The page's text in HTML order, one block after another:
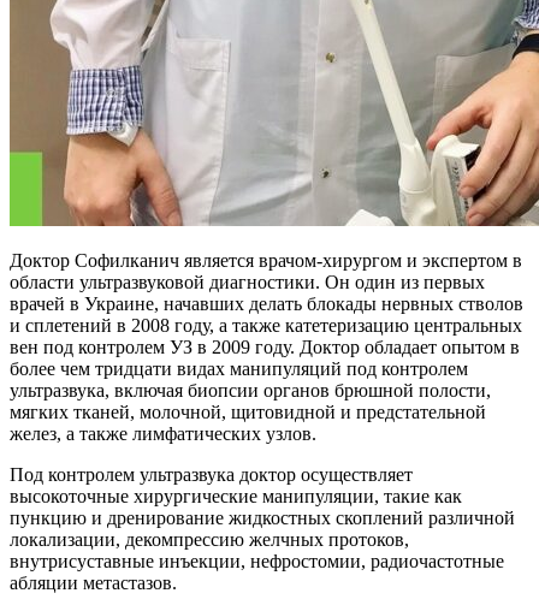
Доктор Софилканич является врачом-хирургом и экспертом в
области ультразвуковой диагностики. Он один из первых
врачей в Украине, начавших делать блокады нервных стволов
и сплетений в 2008 году, а также катетеризацию центральных
вен под контролем УЗ в 2009 году. Доктор обладает опытом в
более чем тридцати видах манипуляций под контролем
ультразвука, включая биопсии органов брюшной полости,
мягких тканей, молочной, щитовидной и предстательной
желез, а также лимфатических узлов.
Под контролем ультразвука доктор осуществляет
высокоточные хирургические манипуляции, такие как
пункцию и дренирование жидкостных скоплений различной
локализации, декомпрессию желчных протоков,
внутрисуставные инъекции, нефростомии, радиочастотные
абляции метастазов.